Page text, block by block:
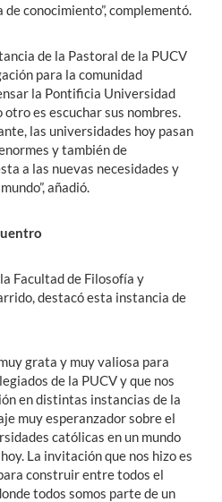
conocimiento”, complementó.
de la Pastoral de la PUCV
para la comunidad
la Pontificia Universidad
es escuchar sus nombres.
las universidades hoy pasan
y también de
a las nuevas necesidades y
añadió.
Facultad de Filosofía y
destacó esta instancia de
grata y muy valiosa para
de la PUCV y que nos
en distintas instancias de la
muy esperanzador sobre el
católicas en un mundo
La invitación que nos hizo es
construir entre todos el
todos somos parte de un